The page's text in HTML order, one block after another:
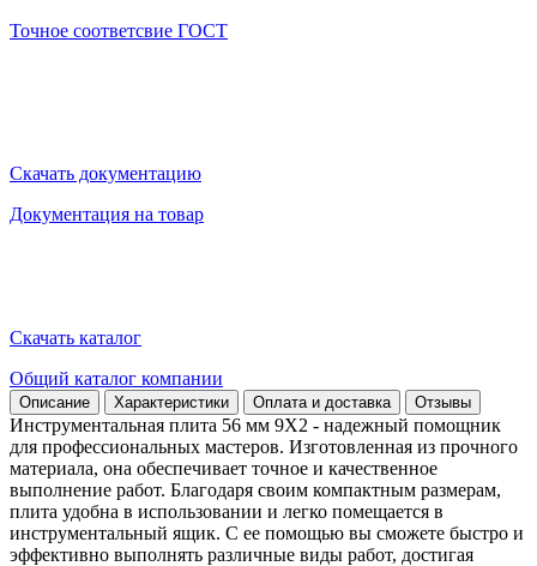
Точное соответсвие ГОСТ
Скачать документацию
Документация на товар
Скачать каталог
Общий каталог компании
Описание Характеристики Оплата и доставка Отзывы
Инструментальная плита 56 мм 9Х2 - надежный помощник
для профессиональных мастеров. Изготовленная из прочного
материала, она обеспечивает точное и качественное
выполнение работ. Благодаря своим компактным размерам,
плита удобна в использовании и легко помещается в
инструментальный ящик. С ее помощью вы сможете быстро и
эффективно выполнять различные виды работ, достигая